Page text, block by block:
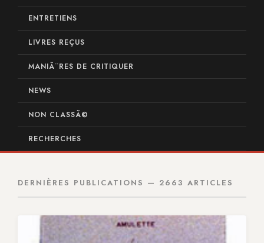
ENTRETIENS
LIVRES REÇUS
MANIÃ¨RES DE CRITIQUER
NEWS
NON CLASSÃ©
RECHERCHES
DERNIÈRES PUBLICATIONS — 2663 ARTICLES